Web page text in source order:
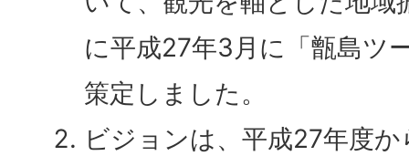
に平成27年3月に「甑島ツ
策定しました。
ビジョンは、平成27年度